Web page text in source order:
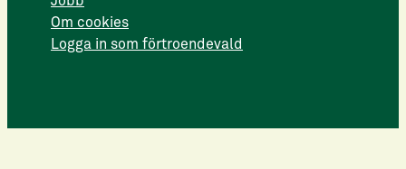
Om cookies
Logga in som förtroendevald